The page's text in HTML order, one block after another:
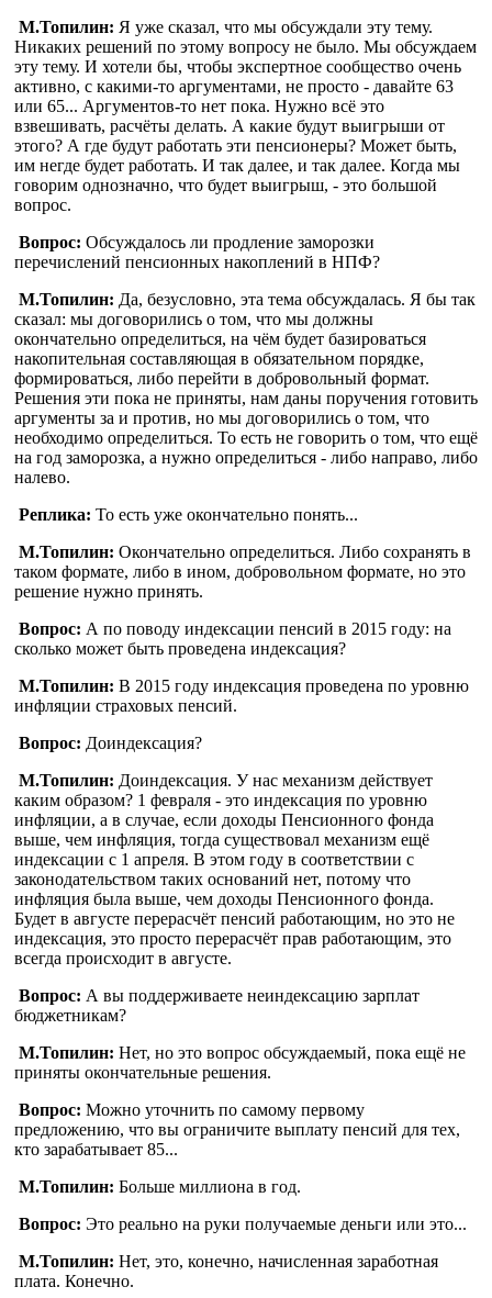
М.Топилин: Я уже сказал, что мы обсуждали эту тему.
Никаких решений по этому вопросу не было. Мы обсуждаем
эту тему. И хотели бы, чтобы экспертное сообщество очень
активно, с какими-то аргументами, не просто - давайте 63
или 65... Аргументов-то нет пока. Нужно всё это
взвешивать, расчёты делать. А какие будут выигрыши от
этого? А где будут работать эти пенсионеры? Может быть,
им негде будет работать. И так далее, и так далее. Когда мы
говорим однозначно, что будет выигрыш, - это большой
вопрос.
Вопрос: Обсуждалось ли продление заморозки
перечислений пенсионных накоплений в НПФ?
М.Топилин: Да, безусловно, эта тема обсуждалась. Я бы так
сказал: мы договорились о том, что мы должны
окончательно определиться, на чём будет базироваться
накопительная составляющая в обязательном порядке,
формироваться, либо перейти в добровольный формат.
Решения эти пока не приняты, нам даны поручения готовить
аргументы за и против, но мы договорились о том, что
необходимо определиться. То есть не говорить о том, что ещё
на год заморозка, а нужно определиться - либо направо, либо
налево.
Реплика: То есть уже окончательно понять...
М.Топилин: Окончательно определиться. Либо сохранять в
таком формате, либо в ином, добровольном формате, но это
решение нужно принять.
Вопрос: А по поводу индексации пенсий в 2015 году: на
сколько может быть проведена индексация?
М.Топилин: В 2015 году индексация проведена по уровню
инфляции страховых пенсий.
Вопрос: Доиндексация?
М.Топилин: Доиндексация. У нас механизм действует
каким образом? 1 февраля - это индексация по уровню
инфляции, а в случае, если доходы Пенсионного фонда
выше, чем инфляция, тогда существовал механизм ещё
индексации с 1 апреля. В этом году в соответствии с
законодательством таких оснований нет, потому что
инфляция была выше, чем доходы Пенсионного фонда.
Будет в августе перерасчёт пенсий работающим, но это не
индексация, это просто перерасчёт прав работающим, это
всегда происходит в августе.
Вопрос: А вы поддерживаете неиндексацию зарплат
бюджетникам?
М.Топилин: Нет, но это вопрос обсуждаемый, пока ещё не
приняты окончательные решения.
Вопрос: Можно уточнить по самому первому
предложению, что вы ограничите выплату пенсий для тех,
кто зарабатывает 85...
М.Топилин: Больше миллиона в год.
Вопрос: Это реально на руки получаемые деньги или это...
М.Топилин: Нет, это, конечно, начисленная заработная
плата. Конечно.